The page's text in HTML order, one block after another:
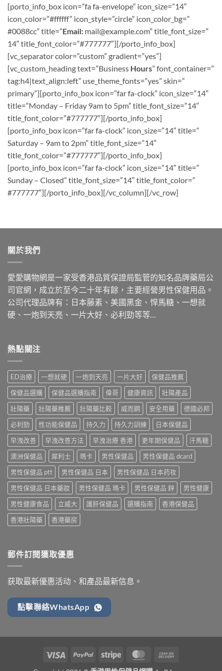
[porto_info_box icon=”fa fa-envelope” icon_size=”14″
icon_color=”#ffffff” icon_style=”circle” icon_color_bg=”
#0088cc” title=”Email: mail@example.com” title_font_size=”
14″ title_font_color=”#777777″][/porto_info_box]
[vc_separator color=”custom” gradient=”yes”]
[vc_custom_heading text=”Business Hours” font_container=”
tag:h4|text_align:left” use_theme_fonts=”yes” skin=”
primary”][porto_info_box icon=”far fa-clock” icon_size=”14″
title=”Monday – Friday 9am to 5pm” title_font_size=”14″
title_font_color=”#777777″][/porto_info_box]
[porto_info_box icon=”far fa-clock” icon_size=”14″ title=”
Saturday – 9am to 2pm” title_font_size=”14″
title_font_color=”#777777″][/porto_info_box]
[porto_info_box icon=”far fa-clock” icon_size=”14″ title=”
Sunday – Closed” title_font_size=”14″ title_font_color=”
#777777″][/porto_info_box][/vc_column][/vc_row]
關於我們
愛愛購物網是一家受香港品質保證局監管的知名品牌藥局公
司官網，成立於至今二十年有餘，主要經營男性保健用品。
公司代理品牌有：日本藤素、美國黑金、悍馬糖、一想就
硬、一炮到天亮、一片大好、必利勁等等…
熱點關注
ED治療 一想就硬 一炮到天亮 一片大好
保健品推薦
保健品選購
保健品選購指南 偉哥 健康資訊
壯陽產品
壯陽藥
壯陽藥推薦 壯陽藥比較 威而鋼 安全用藥
德國必邦
必利勁
性功能保健品 持久力 持久力訓練
日本保健品
早洩改善
早洩改善方法 早洩治療 香港 更年期保健品
汗馬糖
澳洲保健品
犀利士 瑪卡 男性保健品
男性保健品 dcard
男性保健品 ptt
男性保健品 日本
男性保健品 日本药妆
男性保健品 日本藥妝
男性保健品 瑪卡 男性保健品 鋅
男性健康
男性健康食品
立威大 護肝保健品 選購指南
香港保健品
香港壯陽藥
香港藥房
郵件訂閱獲取優惠
获取最新優惠活动、和產品最新信息。
點擊聯絡WhatsApp
Visa PayPal Stripe MasterCard